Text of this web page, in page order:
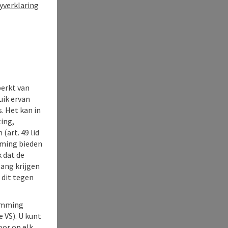
van
ervan
Het kan in
(art. 49 lid
bieden
dat de
krijgen
dit tegen
U kunt